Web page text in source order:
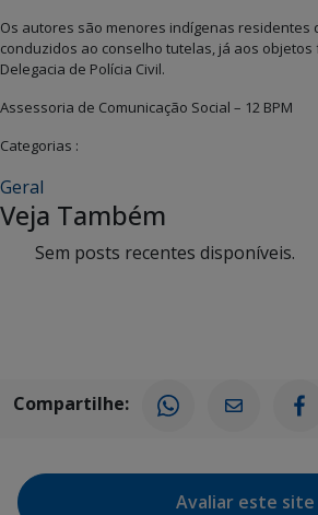
Os autores são menores indígenas residentes
conduzidos ao conselho tutelas, já aos
Delegacia de Polícia Civil.
Assessoria de Comunicação Social – 12 BPM
Categorias :
Geral
Veja Também
Sem posts recentes disponíveis.
Compartilhe:
Avaliar este site